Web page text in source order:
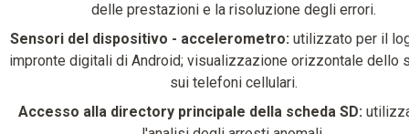
delle prestazioni e la risoluzione degli errori.
Sensori del dispositivo - accelerometro: utilizzato per il
impronte digitali di Android; visualizzazione orizzontale dello
sui telefoni cellulari.
Accesso alla directory principale della scheda SD: